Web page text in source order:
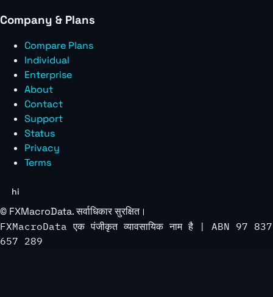
Company & Plans
Compare Plans
Individual
Enterprise
About
Contact
Support
Status
Privacy
Terms
hi
© FXMacroData. सर्वाधिकार सुरक्षित।
FXMacroData एक पंजीकृत व्यावसायिक नाम है | ABN 97 837
657 289